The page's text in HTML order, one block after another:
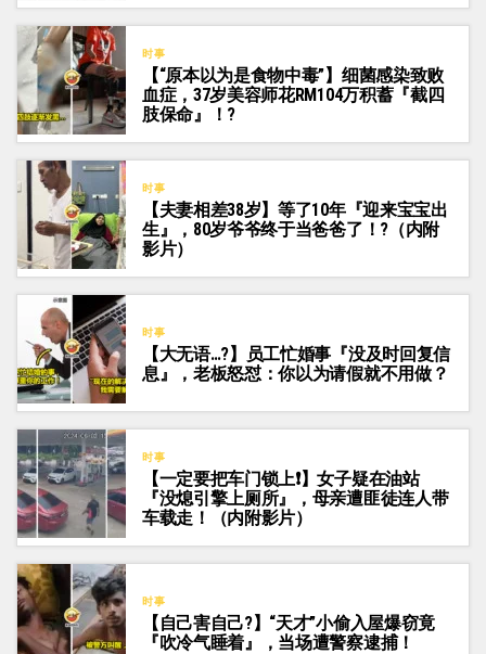
时事
【“原本以为是食物中毒”】细菌感染致败
血症，37岁美容师花RM104万积蓄『截四
肢保命』！?
时事
【夫妻相差38岁】等了10年『迎来宝宝出
生』，80岁爷爷终于当爸爸了！?（内附
影片）
时事
【大无语…?】员工忙婚事『没及时回复信
息』，老板怒怼：你以为请假就不用做？
时事
【一定要把车门锁上❗️】女子疑在油站
『没熄引擎上厕所』，母亲遭匪徒连人带
车载走！（内附影片）
时事
【自己害自己?】“天才”小偷入屋爆窃竟
『吹冷气睡着』，当场遭警察逮捕！